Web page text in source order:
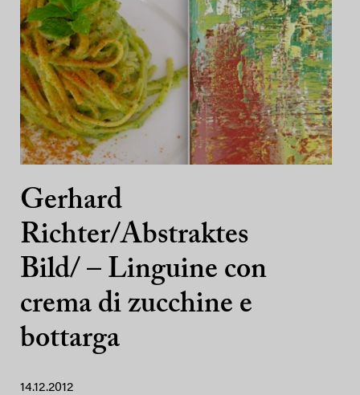
Gerhard
Richter/Abstraktes
Bild/ – Linguine con
crema di zucchine e
bottarga
14.12.2012